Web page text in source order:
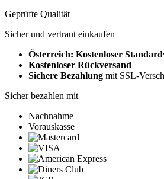
Geprüfte Qualität
Sicher und vertraut einkaufen
Österreich: Kostenloser
Kostenloser Rückversand
Sichere Bezahlung mit SSL-
Sicher bezahlen mit
Nachnahme
Vorauskasse